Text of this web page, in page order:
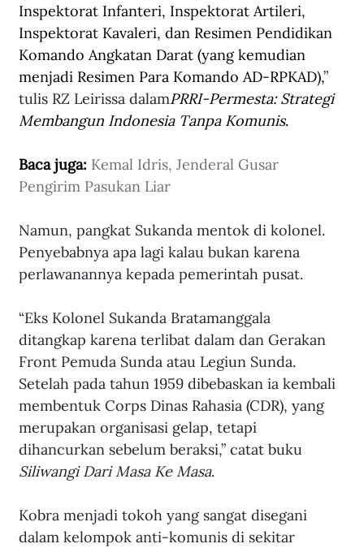
Inspektorat Infanteri, Inspektorat Artileri,
Inspektorat Kavaleri, dan Resimen Pendidikan
Komando Angkatan Darat (yang kemudian
menjadi Resimen Para Komando AD-RPKAD),”
tulis RZ Leirissa dalamPRRI-Permesta: Strategi
Membangun Indonesia Tanpa Komunis.
Baca juga: Kemal Idris, Jenderal Gusar
Pengirim Pasukan Liar
Namun, pangkat Sukanda mentok di kolonel.
Penyebabnya apa lagi kalau bukan karena
perlawanannya kepada pemerintah pusat.
“Eks Kolonel Sukanda Bratamanggala
ditangkap karena terlibat dalam dan Gerakan
Front Pemuda Sunda atau Legiun Sunda.
Setelah pada tahun 1959 dibebaskan ia kembali
membentuk Corps Dinas Rahasia (CDR), yang
merupakan organisasi gelap, tetapi
dihancurkan sebelum beraksi,” catat buku
Siliwangi Dari Masa Ke Masa.
Kobra menjadi tokoh yang sangat disegani
dalam kelompok anti-komunis di sekitar